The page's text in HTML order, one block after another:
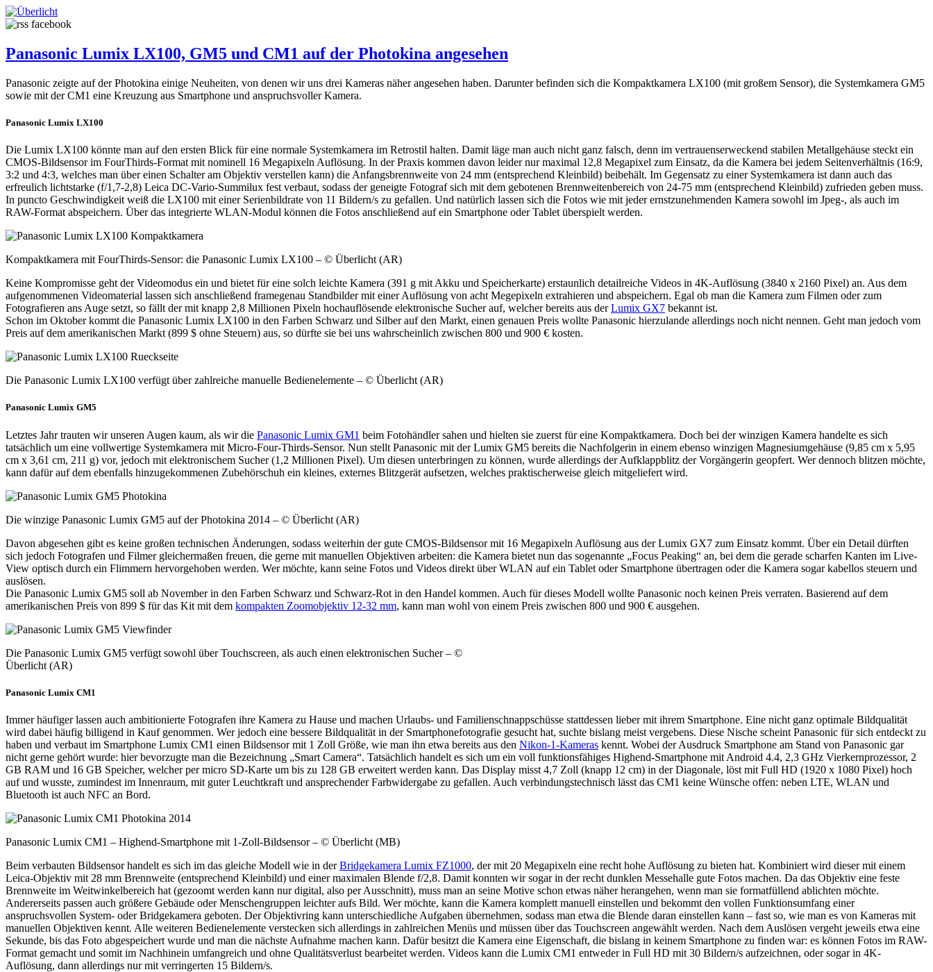
Panasonic Lumix LX100, GM5 und CM1 auf der Photokina angesehen
Panasonic zeigte auf der Photokina einige Neuheiten, von denen wir uns drei Kameras näher angesehen haben. Darunter befinden sich die Kompaktkamera LX100 (mit großem Sensor), die Systemkamera GM5
sowie mit der CM1 eine Kreuzung aus Smartphone und anspruchsvoller Kamera.
Panasonic Lumix LX100
Die Lumix LX100 könnte man auf den ersten Blick für eine normale Systemkamera im Retrostil halten. Damit läge man auch nicht ganz falsch, denn im vertrauenserweckend stabilen Metallgehäuse steckt ein
CMOS-Bildsensor im FourThirds-Format mit nominell 16 Megapixeln Auflösung. In der Praxis kommen davon leider nur maximal 12,8 Megapixel zum Einsatz, da die Kamera bei jedem Seitenverhältnis (16:9,
3:2 und 4:3, welches man über einen Schalter am Objektiv verstellen kann) die Anfangsbrennweite von 24 mm (entsprechend Kleinbild) beibehält. Im Gegensatz zu einer Systemkamera ist dann auch das
erfreulich lichtstarke (f/1,7-2,8) Leica DC-Vario-Summilux fest verbaut, sodass der geneigte Fotograf sich mit dem gebotenen Brennweitenbereich von 24-75 mm (entsprechend Kleinbild) zufrieden geben muss.
In puncto Geschwindigkeit weiß die LX100 mit einer Serienbildrate von 11 Bildern/s zu gefallen. Und natürlich lassen sich die Fotos wie mit jeder ernstzunehmenden Kamera sowohl im Jpeg-, als auch im
RAW-Format abspeichern. Über das integrierte WLAN-Modul können die Fotos anschließend auf ein Smartphone oder Tablet überspielt werden.
Kompaktkamera mit FourThirds-Sensor: die Panasonic Lumix LX100 – © Überlicht (AR)
Keine Kompromisse geht der Videomodus ein und bietet für eine solch leichte Kamera (391 g mit Akku und Speicherkarte) erstaunlich detailreiche Videos in 4K-Auflösung (3840 x 2160 Pixel) an. Aus dem
aufgenommenen Videomaterial lassen sich anschließend framegenau Standbilder mit einer Auflösung von acht Megepixeln extrahieren und abspeichern. Egal ob man die Kamera zum Filmen oder zum
Fotografieren ans Auge setzt, so fällt der mit knapp 2,8 Millionen Pixeln hochauflösende elektronische Sucher auf, welcher bereits aus derLumix GX7 bekannt ist.
Schon im Oktober kommt die Panasonic Lumix LX100 in den Farben Schwarz und Silber auf den Markt, einen genauen Preis wollte Panasonic hierzulande allerdings noch nicht nennen. Geht man jedoch vom
Preis auf dem amerikanischen Markt (899 $ ohne Steuern) aus, so dürfte sie bei uns wahrscheinlich zwischen 800 und 900 € kosten.
Die Panasonic Lumix LX100 verfügt über zahlreiche manuelle Bedienelemente – © Überlicht (AR)
Panasonic Lumix GM5
Letztes Jahr trauten wir unseren Augen kaum, als wir die Panasonic Lumix GM1 beim Fotohändler sahen und hielten sie zuerst für eine Kompaktkamera. Doch bei der winzigen Kamera handelte es sich
tatsächlich um eine vollwertige Systemkamera mit Micro-Four-Thirds-Sensor. Nun stellt Panasonic mit der Lumix GM5 bereits die Nachfolgerin in einem ebenso winzigen Magnesiumgehäuse (9,85 cm x 5,95
cm x 3,61 cm, 211 g) vor, jedoch mit elektronischem Sucher (1,2 Millionen Pixel). Um diesen unterbringen zu können, wurde allerdings der Aufklappblitz der Vorgängerin geopfert. Wer dennoch blitzen möchte,
kann dafür auf dem ebenfalls hinzugekommenen Zubehörschuh ein kleines, externes Blitzgerät aufsetzen, welches praktischerweise gleich mitgeliefert wird.
Die winzige Panasonic Lumix GM5 auf der Photokina 2014 – © Überlicht (AR)
Davon abgesehen gibt es keine großen technischen Änderungen, sodass weiterhin der gute CMOS-Bildsensor mit 16 Megapixeln Auflösung aus der Lumix GX7 zum Einsatz kommt. Über ein Detail dürften
sich jedoch Fotografen und Filmer gleichermaßen freuen, die gerne mit manuellen Objektiven arbeiten: die Kamera bietet nun das sogenannte „Focus Peaking“ an, bei dem die gerade scharfen Kanten im Live-
View optisch durch ein Flimmern hervorgehoben werden. Wer möchte, kann seine Fotos und Videos direkt über WLAN auf ein Tablet oder Smartphone übertragen oder die Kamera sogar kabellos steuern und
auslösen.
Die Panasonic Lumix GM5 soll ab November in den Farben Schwarz und Schwarz-Rot in den Handel kommen. Auch für dieses Modell wollte Panasonic noch keinen Preis verraten. Basierend auf dem
amerikanischen Preis von 899 $ für das Kit mit dem kompakten Zoomobjektiv 12-32 mm, kann man wohl von einem Preis zwischen 800 und 900 € ausgehen.
Die Panasonic Lumix GM5 verfügt sowohl über Touchscreen, als auch einen elektronischen Sucher – ©
Überlicht (AR)
Panasonic Lumix CM1
Immer häufiger lassen auch ambitionierte Fotografen ihre Kamera zu Hause und machen Urlaubs- und Familienschnappschüsse stattdessen lieber mit ihrem Smartphone. Eine nicht ganz optimale Bildqualität
wird dabei häufig billigend in Kauf genommen. Wer jedoch eine bessere Bildqualität in der Smartphonefotografie gesucht hat, suchte bislang meist vergebens. Diese Nische scheint Panasonic für sich entdeckt zu
haben und verbaut im Smartphone Lumix CM1 einen Bildsensor mit 1 Zoll Größe, wie man ihn etwa bereits aus den Nikon-1-Kameras kennt. Wobei der Ausdruck Smartphone am Stand von Panasonic gar
nicht gerne gehört wurde: hier bevorzugte man die Bezeichnung „Smart Camera“. Tatsächlich handelt es sich um ein voll funktionsfähiges Highend-Smartphone mit Android 4.4, 2,3 GHz Vierkernprozessor, 2
GB RAM und 16 GB Speicher, welcher per micro SD-Karte um bis zu 128 GB erweitert werden kann. Das Display misst 4,7 Zoll (knapp 12 cm) in der Diagonale, löst mit Full HD (1920 x 1080 Pixel) hoch
auf und wusste, zumindest im Innenraum, mit guter Leuchtkraft und ansprechender Farbwidergabe zu gefallen. Auch verbindungstechnisch lässt das CM1 keine Wünsche offen: neben LTE, WLAN und
Bluetooth ist auch NFC an Bord.
Panasonic Lumix CM1 – Highend-Smartphone mit 1-Zoll-Bildsensor – © Überlicht (MB)
Beim verbauten Bildsensor handelt es sich im das gleiche Modell wie in derBridgekamera Lumix FZ1000, der mit 20 Megapixeln eine recht hohe Auflösung zu bieten hat. Kombiniert wird dieser mit einem
Leica-Objektiv mit 28 mm Brennweite (entsprechend Kleinbild) und einer maximalen Blende f/2,8. Damit konnten wir sogar in der recht dunklen Messehalle gute Fotos machen. Da das Objektiv eine feste
Brennweite im Weitwinkelbereich hat (gezoomt werden kann nur digital, also per Ausschnitt), muss man an seine Motive schon etwas näher herangehen, wenn man sie formatfüllend ablichten möchte.
Andererseits passen auch größere Gebäude oder Menschengruppen leichter aufs Bild. Wer möchte, kann die Kamera komplett manuell einstellen und bekommt den vollen Funktionsumfang einer
anspruchsvollen System- oder Bridgekamera geboten. Der Objektivring kann unterschiedliche Aufgaben übernehmen, sodass man etwa die Blende daran einstellen kann – fast so, wie man es von Kameras mit
manuellen Objektiven kennt. Alle weiteren Bedienelemente verstecken sich allerdings in zahlreichen Menüs und müssen über das Touchscreen angewählt werden. Nach dem Auslösen vergeht jeweils etwa eine
Sekunde, bis das Foto abgespeichert wurde und man die nächste Aufnahme machen kann. Dafür besitzt die Kamera eine Eigenschaft, die bislang in keinem Smartphone zu finden war: es können Fotos im RAW-
Format gemacht und somit im Nachhinein umfangreich und ohne Qualitätsverlust bearbeitet werden. Videos kann die Lumix CM1 entweder in Full HD mit 30 Bildern/s aufzeichnen, oder sogar in 4K-
Auflösung, dann allerdings nur mit verringerten 15 Bildern/s.